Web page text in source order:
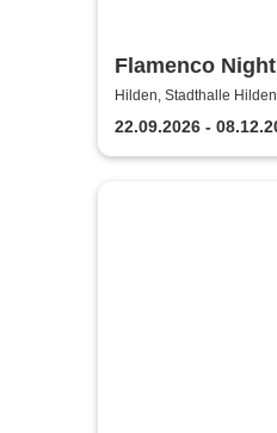
Flamenco
Flamencomanía
Deutschlands
Flamenco-
Hilden, Stadthalle Hilden
22.09.2026 -